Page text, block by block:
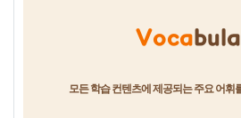
Voca
모든 학습 컨텐츠에 제공되는 주요 어휘